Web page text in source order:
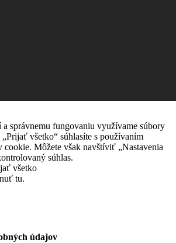
správnemu fungovaniu využívame súbory
všetko“ súhlasíte s používaním
Môžete však navštíviť „Nastavenia
súhlas.
všetko
tu.
údajov